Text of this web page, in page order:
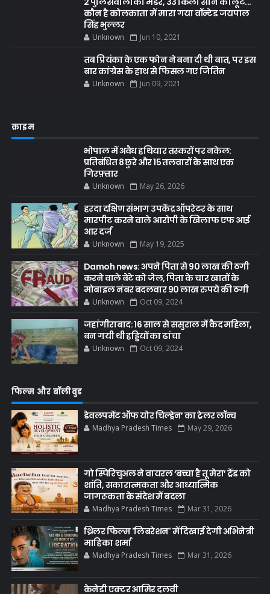
कौन है कोलकाता में मारा गया वॉन्टेड जयपाल
सिंह भुल्लर
Unknown Jun 10, 2021
तब प्रियंका के एक फोन ने बना दी थी बात, पर इस
बार कांग्रेस के हाथ से फिसल गए जितिन
Unknown Jun 09, 2021
क्राइम
भोपाल में अवैध हथियार तस्करों पर नकेल:
प्रतिबंधित 8 छुरे और 15 तलवारों के साथ एक
गिरफ़्तार
Unknown May 26, 2026
हरदा दक्षिण संभाग उपकेंद्र ऑपरेटर के साथ
मारपीट करने वाले आरोपी के खिलाफ एफ आई
आर दर्ज
Unknown May 19, 2025
Damoh news: अपने पिता से 90 लाख की ठगी
करने वाले बेटे को जेल, पिता के चार खातों के
मोबाइल नंबर बदलवार 90 लाख रुपये की ठगी
Unknown Oct 09, 2024
जहांगीराबाद: 16 साल से ससुराल में कैद महिला,
बन गयी थी हड्डियों का ढांचा
Unknown Oct 09, 2024
फिल्म और बॉलीवुड
डेवलपमेंट ऑफ योर चिल्ड्रेन’ का ट्रेलर लॉन्च
Madhya Pradesh Times May 29, 2026
गो स्पिरिचुअल ने वायरल ‘बच्चा है तू मेरा’ ट्रेंड को
शांति, सकारात्मकता और आध्यात्मिक
जागरूकता के संदेश में बदला
Madhya Pradesh Times Mar 31, 2026
थ्रिलर फिल्म 'लिबरेशन' में दिखाई देगी अभिनेत्री
माहिका शर्मा
Madhya Pradesh Times Mar 31, 2026
केनेडी एक्टर आमिर दलवी